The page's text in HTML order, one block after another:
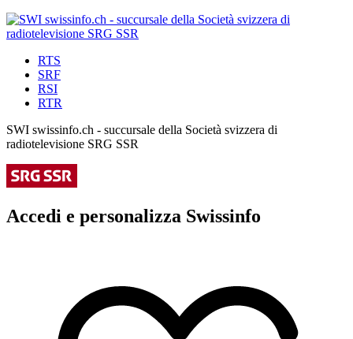
RTS
SRF
RSI
RTR
SWI swissinfo.ch - succursale della Società svizzera di
radiotelevisione SRG SSR
Accedi e personalizza Swissinfo